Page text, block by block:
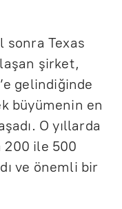
sonra Texas
şirket,
gelindiğinde
büyümenin en
O yıllarda
200 ile 500
ve önemli bir